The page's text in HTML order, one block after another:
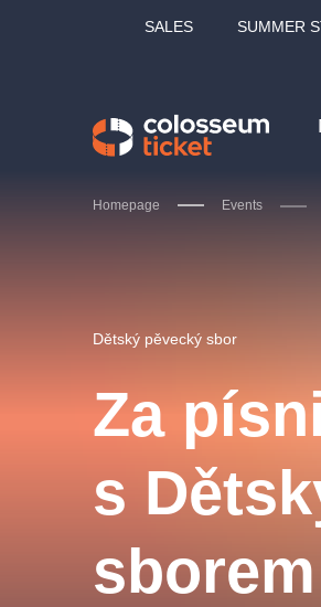
SALES SUMMER
Homepage Events
Dětský pěvecký sbor
Za
s
2026